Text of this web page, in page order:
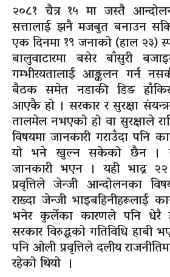
२०८१ चैत्र १५ मा जस्तै
सत्तालाई झनै मजबुत बनाउन
एक दिनमा १९ जनाको (हाल २३)
बालुवाटारमा बसेर बाँसुरी
गम्भीरयतालाई आङ्कलन गर्न
बैठक समेत नडाकी डिङ
आएकै हो । सरकार र सुरक्षा
तालमेल नभएको हो वा सुरक्षाले
विषयमा जानकारी गराउँदा पनि
यो भने खुल्न सकेको छैन ।
जानकारी भएन । यही भाद्र
प्रवृत्तिले जेन्जी आन्दोलनका
राख्दा जेन्जी भाइबहिनीहरूलाई
भनेर कुर्लेका कारणले पनि धेरै
सरकार विरुद्धको गतिविधि
पनि ओली प्रवृत्तिले दलीय
रहेको थियो ।